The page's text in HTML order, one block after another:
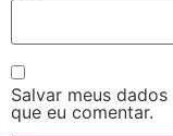
Salvar meus
que eu comentar.